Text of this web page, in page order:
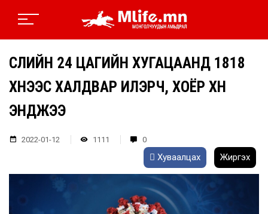
СҮҮЛИЙН 24 ЦАГИЙН ХУГАЦААНД 1818
ХҮНЭЭС ХАЛДВАР ИЛЭРЧ, ХОЁР ХҮН
ЭНДЖЭЭ
2022-01-12 1111 0
Хуваалцах Жиргэх